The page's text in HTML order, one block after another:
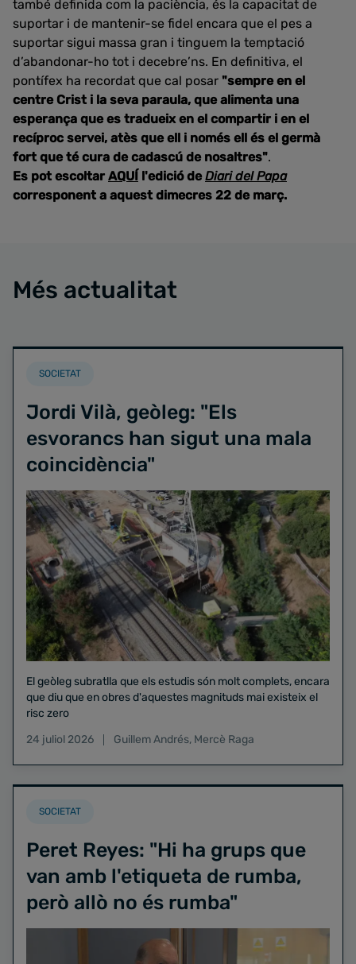
també definida com la paciència, és la capacitat de
suportar i de mantenir-se fidel encara que el pes a
suportar sigui massa gran i tinguem la temptació
d’abandonar-ho tot i decebre’ns. En definitiva, el
pontífex ha recordat que cal posar "sempre en el
centre Crist i la seva paraula, que alimenta una
esperança que es tradueix en el compartir i en el
recíproc servei, atès que ell i només ell és el germà
fort que té cura de cadascú de nosaltres".
Es pot escoltar AQUÍ l'edició deDiari del Papa
corresponent a aquest dimecres 22 de març.
Més actualitat
SOCIETAT
Jordi Vilà, geòleg: "Els
esvorancs han sigut una mala
coincidència"
El geòleg subratlla que els estudis són molt complets, encara
que diu que en obres d'aquestes magnituds mai existeix el
risc zero
24 juliol 2026
Guillem Andrés, Mercè Raga
SOCIETAT
Peret Reyes: "Hi ha grups que
van amb l'etiqueta de rumba,
però allò no és rumba"